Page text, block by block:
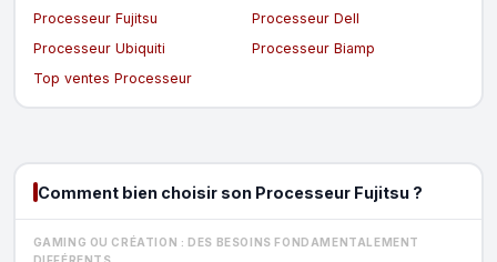
Processeur Fujitsu
Processeur Dell
Processeur Ubiquiti
Processeur Biamp
Top ventes Processeur
Comment bien choisir son Processeur Fujitsu ?
GAMING OU CRÉATION : DES BESOINS FONDAMENTALEMENT